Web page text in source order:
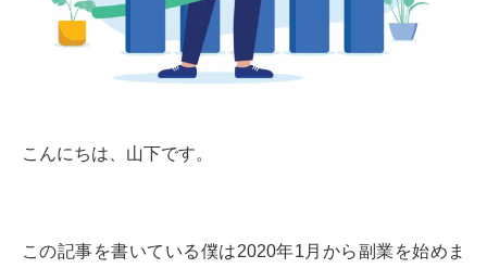
こんにちは、山下です。
この記事を書いている僕は2020年1月から副業を始めま